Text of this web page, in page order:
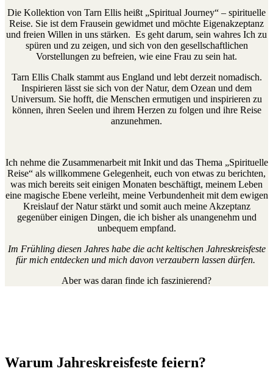
Die Kollektion von Tarn Ellis heißt „Spiritual Journey“ – spirituelle
Reise. Sie ist dem Frausein gewidmet und möchte Eigenakzeptanz
und freien Willen in uns stärken. Es geht darum, sein wahres Ich zu
spüren und zu zeigen, und sich von den gesellschaftlichen
Vorstellungen zu befreien, wie eine Frau zu sein hat.
Tarn Ellis Chalk stammt aus England und lebt derzeit nomadisch.
Inspirieren lässt sie sich von der Natur, dem Ozean und dem
Universum. Sie hofft, die Menschen ermutigen und inspirieren zu
können, ihren Seelen und ihrem Herzen zu folgen und ihre Reise
anzunehmen.
Ich nehme die Zusammenarbeit mit Inkit und das Thema „Spirituelle
Reise“ als willkommene Gelegenheit, euch von etwas zu berichten,
was mich bereits seit einigen Monaten beschäftigt, meinem Leben
eine magische Ebene verleiht, meine Verbundenheit mit dem ewigen
Kreislauf der Natur stärkt und somit auch meine Akzeptanz
gegenüber einigen Dingen, die ich bisher als unangenehm und
unbequem empfand.
Im Frühling diesen Jahres habe die acht keltischen Jahreskreisfeste
für mich entdecken und mich davon verzaubern lassen dürfen.
Aber was daran finde ich faszinierend?
Warum Jahreskreisfeste feiern?